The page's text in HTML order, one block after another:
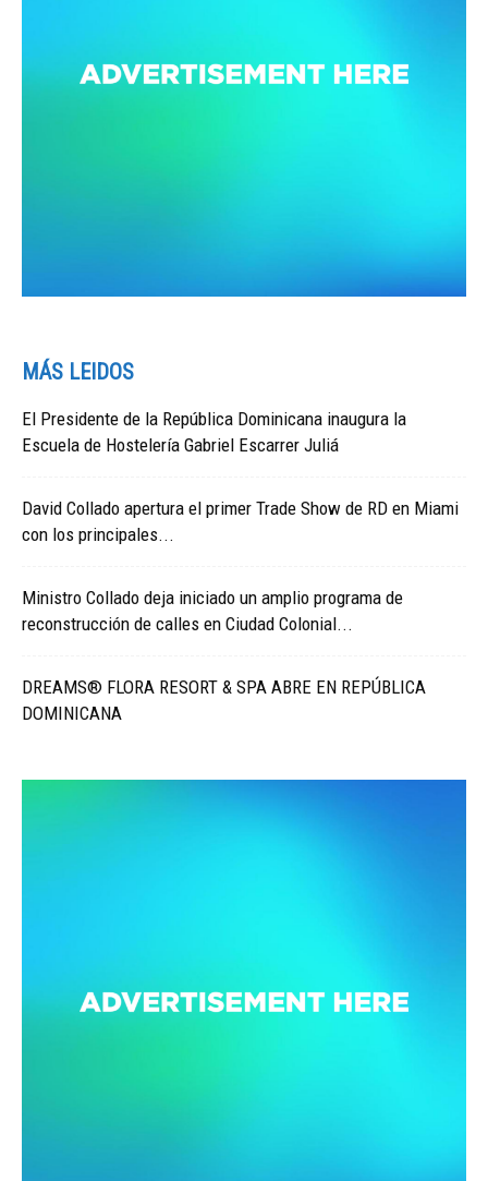
MÁS LEIDOS
El Presidente de la República Dominicana inaugura la
Escuela de Hostelería Gabriel Escarrer Juliá
David Collado apertura el primer Trade Show de RD en Miami
con los principales...
Ministro Collado deja iniciado un amplio programa de
reconstrucción de calles en Ciudad Colonial...
DREAMS® FLORA RESORT & SPA ABRE EN REPÚBLICA
DOMINICANA